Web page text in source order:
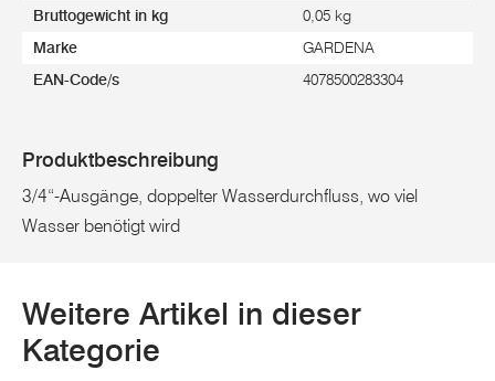
Bruttogewicht in kg 0,05 kg
Marke GARDENA
EAN-Code/s 4078500283304
Produktbeschreibung
3/4“-Ausgänge, doppelter Wasserdurchfluss, wo viel
Wasser benötigt wird
Weitere Artikel in dieser
Kategorie